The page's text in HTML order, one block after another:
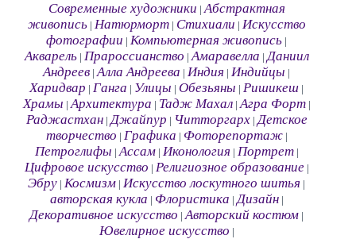
Современные художники |Абстрактная
живопись| Натюрморт| Стихиали Искусство
фотографии |Компьютерная живопись
Акварель| Прароссианство |Амаравелла |Даниил
Андреев |Алла Андреева |Индия |Индийцы
Харидвар |Ганга Улицы |Обезьяны |Ришикеш
Храмы |Архитектура Тадж Махал|Агра Форт|
Раджастхан|Джайпур Читторгарх|Детское
творчество Графика Фоторепортаж|
Петроглифы |Ассам| Иконология Портрет|
Цифровое искусство Религиозное образование|
Эбру |Космизм |Искусство лоскутного шитья
авторская кукла Флористика |Дизайн|
Декоративное искусство |Авторский костюм
Ювелирное искусство